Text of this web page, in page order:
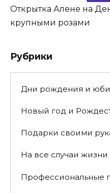
Открытка Алене на
крупными розами
Рубрики
Дни рождения и
Новый год и
Подарки своими
На все случаи жизни
Профессиональные